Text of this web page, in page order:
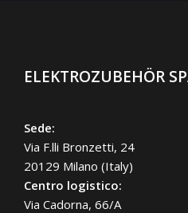
ELEKTROZUBEHÖR
Sede:
Via F.lli Bronzetti, 24
20129 Milano (Italy)
Centro logistico:
Via Cadorna, 66/A